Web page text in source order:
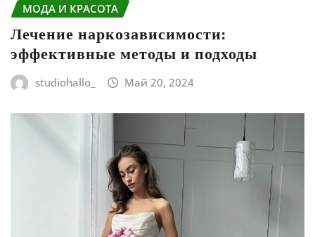
МОДА И КРАСОТА
Лечение наркозависимости:
эффективные методы и подходы
studiohallo_ Май 20, 2024